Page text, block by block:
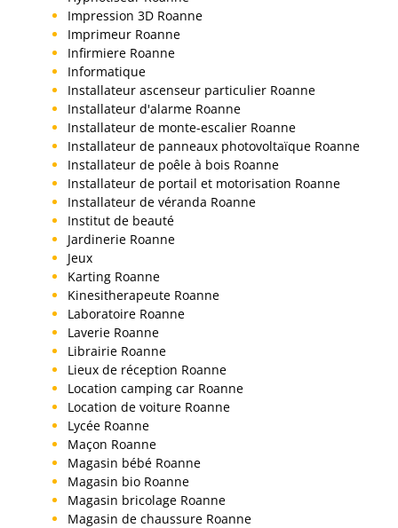
Impression 3D Roanne
Imprimeur Roanne
Infirmiere Roanne
Informatique
Installateur ascenseur particulier Roanne
Installateur d'alarme Roanne
Installateur de monte-escalier Roanne
Installateur de panneaux photovoltaïque Roanne
Installateur de poêle à bois Roanne
Installateur de portail et motorisation Roanne
Installateur de véranda Roanne
Institut de beauté
Jardinerie Roanne
Jeux
Karting Roanne
Kinesitherapeute Roanne
Laboratoire Roanne
Laverie Roanne
Librairie Roanne
Lieux de réception Roanne
Location camping car Roanne
Location de voiture Roanne
Lycée Roanne
Maçon Roanne
Magasin bébé Roanne
Magasin bio Roanne
Magasin bricolage Roanne
Magasin de chaussure Roanne